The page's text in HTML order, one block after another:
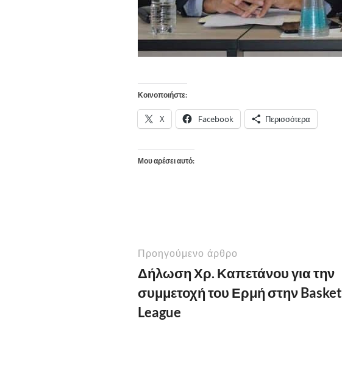
Κοινοποιήστε:
X Facebook Περισσότερα
Μου αρέσει αυτό:
Προηγούμενο άρθρο
Δήλωση Χρ. Καπετάνου για την
συμμετοχή του Ερμή στην Basket
League